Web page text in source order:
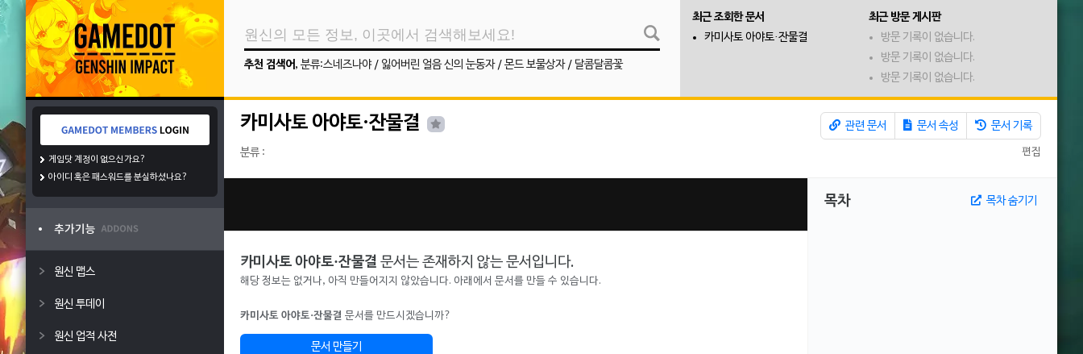
게임닷 계정이 없으신가요?
아이디 혹은 패스워드를 분실하셨나요?
원신 맵스
원신 투데이
원신 업적 사전
추천 검색어 , 분류:스네즈나야/ 잃어버린 얼음 신의 눈동자/ 몬드 보물상자/ 달콤달콤꽃
최근 조회한 문서
카미사토 아야토·잔물결
최근 방문 게시판
방문 기록이 없습니다.
방문 기록이 없습니다.
방문 기록이 없습니다.
카미사토 아야토·잔물결
분류 :
관련 문서 문서 속성 문서 기록
편집
카미사토 아야토·잔물결 문서는 존재하지 않는 문서입니다.
해당 정보는 없거나, 아직 만들어지지 않았습니다. 아래에서 문서를 만들 수 있습니다.
카미사토 아야토·잔물결 문서를 만드시겠습니까?
문서 만들기
목차 숨기기
목차